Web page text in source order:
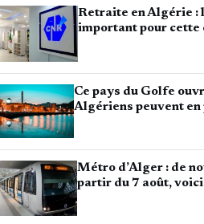
Retraite en Algérie :
important pour cette
Ce pays du Golfe
Algériens peuvent
Métro d’Alger : de
partir du 7 août,